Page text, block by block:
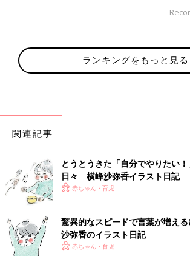
約32万人。17年７月末に第2子、長女の通称“
んを出産。著書に『まめ日記』（かんき出版
前の話
横峰沙弥香さんのき
一覧
ランキングをもっと見る
関連記事
とうとうきた「自分でやりたい
日々 横峰沙弥香イラスト日記
赤ちゃん・育児
驚異的なスピードで言葉が増え
沙弥香のイラスト日記
赤ちゃん・育児